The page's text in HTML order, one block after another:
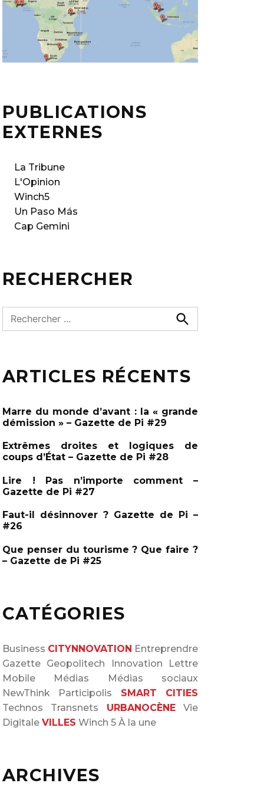
PUBLICATIONS
EXTERNES
La Tribune
L'Opinion
Winch5
Un Paso Más
Cap Gemini
RECHERCHER
e
e
h
r
:
R
r
c
r
ARTICLES RÉCENTS
Marre du monde d’avant : la « grande
démission » – Gazette de Pi #29
Extrêmes droites et logiques de
coups d’État – Gazette de Pi #28
Lire ! Pas n’importe comment –
Gazette de Pi #27
Faut-il désinnover ? Gazette de Pi –
#26
Que penser du tourisme ? Que faire ?
– Gazette de Pi #25
CATÉGORIES
Business CITYNNOVATION Entreprendre
Gazette Geopolitech Innovation
Lettre
Mobile
Médias
Médias sociaux
NewThink
Participolis
SMART CITIES
Technos
Transnets URBANOCÈNE
Vie
Digitale VILLES Winch 5 À la une
ARCHIVES